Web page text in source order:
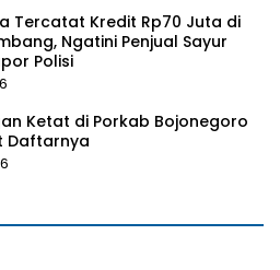
Tercatat Kredit Rp70 Juta di
Ngatini Penjual Sayur
Polisi
Ketat di Porkab Bojonegoro
Daftarnya